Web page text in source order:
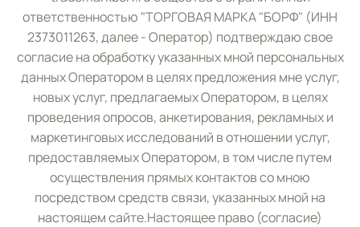
ответственностью "ТОРГОВАЯ МАРКА "БОРФ" (ИНН
2373011263, далее - Оператор) подтверждаю свое
согласие на обработку указанных мной персональных
данных Оператором в целях предложения мне услуг,
новых услуг, предлагаемых Оператором, в целях
проведения опросов, анкетирования, рекламных и
маркетинговых исследований в отношении услуг,
предоставляемых Оператором, в том числе путем
осуществления прямых контактов со мною
посредством средств связи, указанных мной на
настоящем сайте.Настоящее право (согласие)